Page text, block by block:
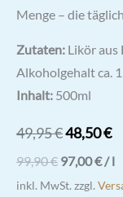
Menge – die
Zutaten: Likör aus
Alkoholgehalt ca.
Inhalt: 500ml
49,95€
Preis
war:
48,50€
99,90€ 97,00€/l
inkl. MwSt. zzgl.